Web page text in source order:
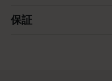
保証